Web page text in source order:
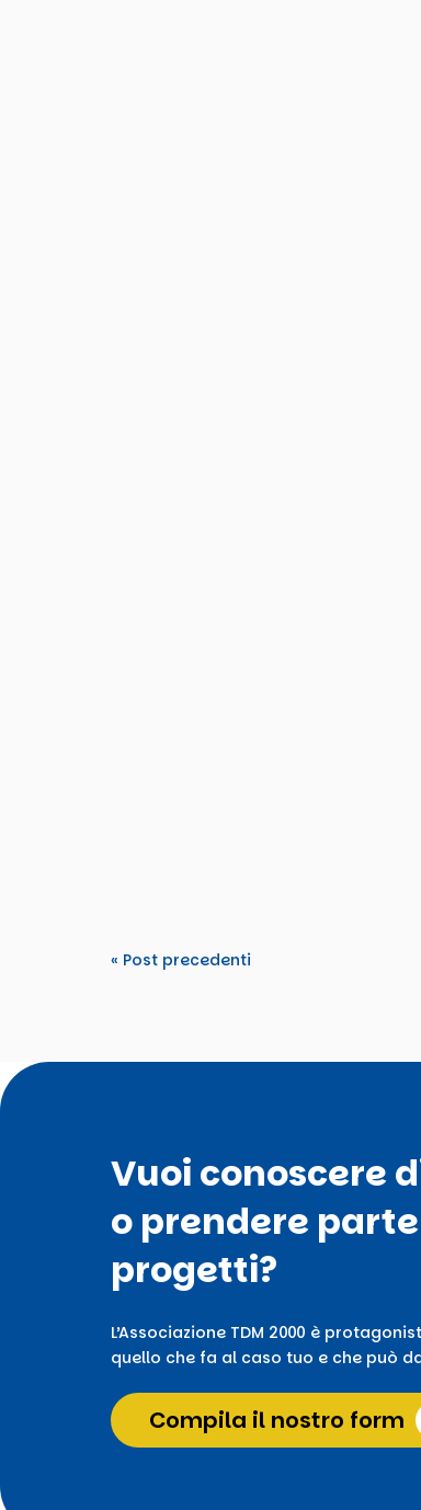
« Post precedenti
Vuoi conoscere
o prendere
progetti?
L’Associazione TDM 2000 è
quello che fa al caso tuo e che può
Compila il nostro form